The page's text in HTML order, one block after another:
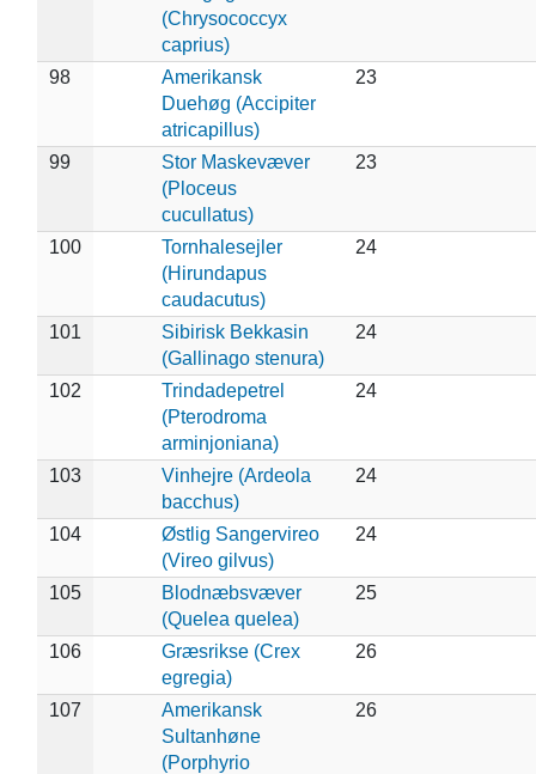
(Chrysococcyx
caprius)
98
Amerikansk
Duehøg (Accipiter
atricapillus)
23
99
Stor Maskevæver
(Ploceus
cucullatus)
23
100
Tornhalesejler
(Hirundapus
caudacutus)
24
101
Sibirisk Bekkasin
(Gallinago stenura)
24
102
Trindadepetrel
(Pterodroma
arminjoniana)
24
103
Vinhejre (Ardeola
bacchus)
24
104
Østlig Sangervireo
(Vireo gilvus)
24
105
Blodnæbsvæver
(Quelea quelea)
25
106
Græsrikse (Crex
egregia)
26
107
Amerikansk
Sultanhøne
(Porphyrio
26